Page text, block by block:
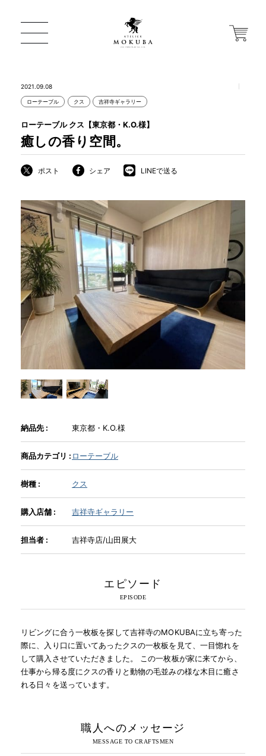
店舗から探す
一枚板 ATELIER MOKUBA HOME
MOKUBA について
商品情報
直営店
イベント
WEBカタログ
全商品一覧
新入荷情報
納品事例
MOKUBA CHANNEL
よくあるご質問
お問い合わせ
2021.09.08
ローテーブル クス 吉祥寺ギャラリー
癒しの香り空間。
ローテーブル クス【東京都・K.O.様】
ポスト シェア LINEで送る
納品先 : 東京都・K.O.様
商品カテゴリ : ローテーブル
樹種 : クス
購入店舗 : 吉祥寺ギャラリー
担当者 : 吉祥寺店/山田展大
エピソード
リビングに合う一枚板を探して吉祥寺のMOKUBAに立ち寄った
際に、入り口に置いてあったクスの一枚板を見て、一目惚れを
して購入させていただきました。 この一枚板が家に来てから、
仕事から帰る度にクスの香りと動物の毛並みの様な木目に癒さ
れる日々を送っています。
職人へのメッセージ